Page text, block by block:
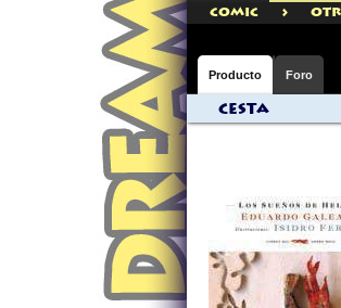
comic
>
Producto Foro
Cesta